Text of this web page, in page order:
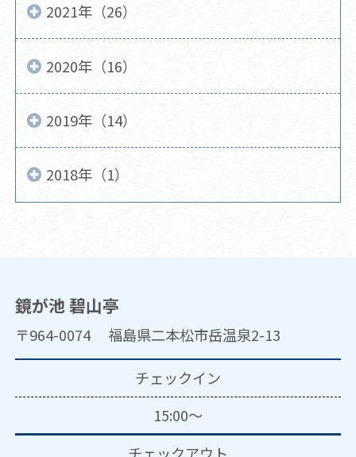
2021年（26）
2020年（16）
2019年（14）
2018年（1）
鏡が池 碧山亭
〒964-0074 福島県二本松市岳温泉2-13
チェックイン
15:00～